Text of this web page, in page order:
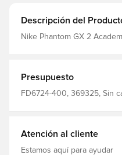
Descripción del
Nike Phantom GX 2
Presupuesto
FD6724-400, 369325, Sin
Atención al cliente
Estamos aquí para ayudar